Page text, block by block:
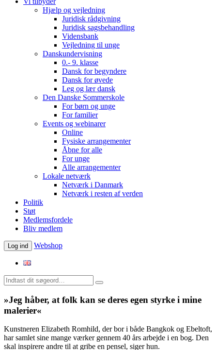
Hjælp og vejledning
Juridisk rådgivning
Juridisk sagsbehandling
Vidensbank
Vejledning til unge
Danskundervisning
0.- 9. klasse
Dansk for begyndere
Dansk for øvede
Leg og lær dansk
Den Danske Sommerskole
For børn og unge
For familier
Events og webinarer
Online
Fysiske arrangementer
Åbne for alle
For unge
Alle arrangementer
Lokale netværk
Netværk i Danmark
Netværk i resten af verden
Politik
Støt
Medlemsfordele
Bliv medlem
Log ind Webshop
»Jeg håber, at folk kan se deres egen styrke i mine
malerier«
Kunstneren Elizabeth Romhild, der bor i både Bangkok og Ebeltoft,
har samlet sine mange værker gennem 40 års arbejde i en bog. Den
skal inspirere andre til at gribe en pensel, siger hun.